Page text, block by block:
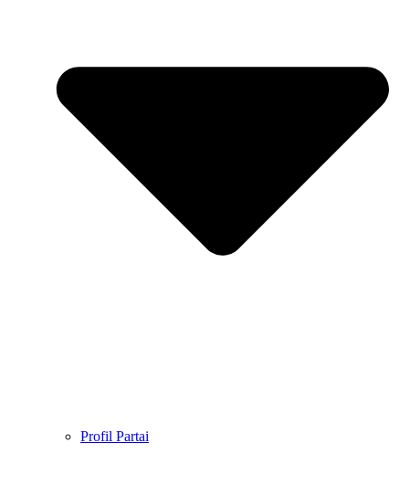
Profil Partai